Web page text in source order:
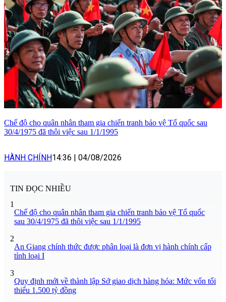
Chế độ cho quân nhân tham gia chiến tranh bảo vệ Tổ quốc sau
30/4/1975 đã thôi việc sau 1/1/1995
HÀNH CHÍNH14:36 04/08/2026
TIN ĐỌC NHIỀU
1
Chế độ cho quân nhân tham gia chiến tranh bảo vệ Tổ quốc
sau 30/4/1975 đã thôi việc sau 1/1/1995
2
An Giang chính thức được phân loại là đơn vị hành chính cấp
tỉnh loại I
3
Quy định mới về thành lập Sở giao dịch hàng hóa: Mức vốn tối
thiểu 1.500 tỷ đồng